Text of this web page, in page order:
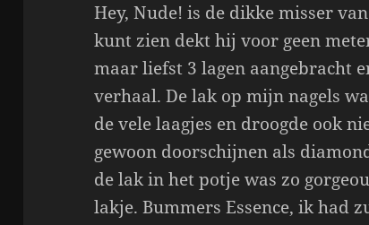
Hey, Nude! is de dikke misser
kunt zien dekt hij voor geen
maar liefst 3 lagen aangebracht
verhaal. De lak op mijn nagels
de vele laagjes en droogde ook
gewoon doorschijnen als
de lak in het potje was zo
lakje. Bummers Essence, ik had